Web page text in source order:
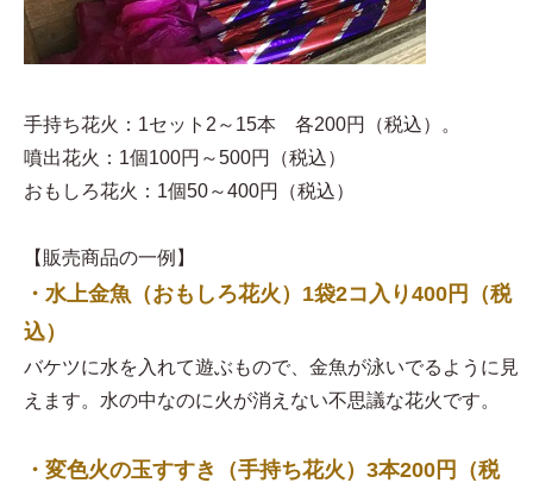
手持ち花火：1セット2～15本 各200円（税込）。
噴出花火：1個100円～500円（税込）
おもしろ花火：1個50～400円（税込）
【販売商品の一例】
・水上金魚（おもしろ花火）1袋2コ入り400円（税
込）
バケツに水を入れて遊ぶもので、金魚が泳いでるように見
えます。水の中なのに火が消えない不思議な花火です。
・変色火の玉すすき（手持ち花火）3本200円（税